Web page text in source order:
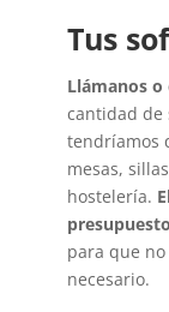
Tus
Llámanos o
cantidad de
tendríamos
mesas,
hostelería.
presupuesto
para que
necesario.